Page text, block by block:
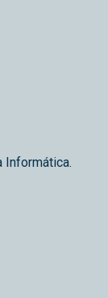
Informática.